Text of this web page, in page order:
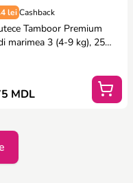
4 lei Cashback
Tamboor Premium
marimea 3 (4-9 kg), 25
MDL